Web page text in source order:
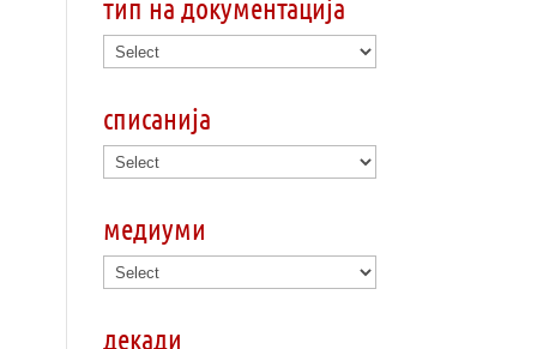
тип на документација
списанија
медиуми
декади